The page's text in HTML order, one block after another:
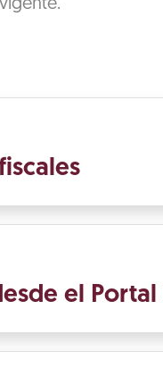
el Portal